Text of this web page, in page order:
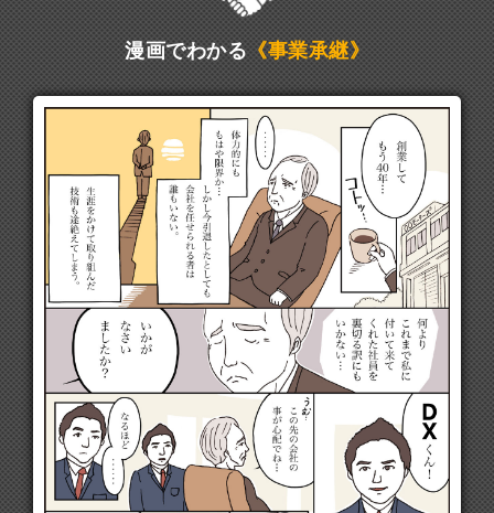
漫画でわかる 《事業承継》